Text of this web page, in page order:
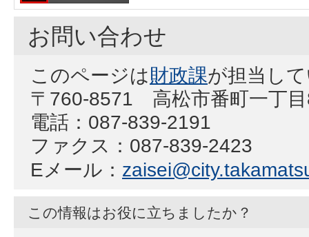
お問い合わせ
このページは財政課が担当し
〒760-8571 高松市番町一丁
電話：087-839-2191
ファクス：087-839-2423
Eメール：
この情報はお役に立ちましたか？